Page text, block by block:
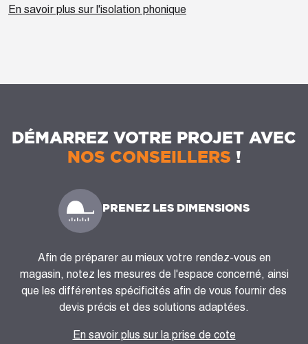
En savoir plus sur l'isolation phonique
DÉMARREZ VOTRE PROJET AVEC
NOS CONSEILLERS !
PRENEZ LES DIMENSIONS
Afin de préparer au mieux votre rendez-vous en
magasin, notez les mesures de l'espace concerné, ainsi
que les différentes spécificités afin de vous fournir des
devis précis et des solutions adaptées.
En savoir plus sur la prise de cote